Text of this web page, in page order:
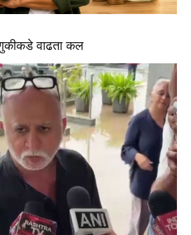
वाढता कल